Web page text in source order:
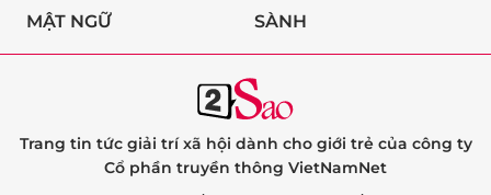
MẬT NGỮ SÀNH
Trang tin tức giải trí xã hội dành cho giới trẻ của công ty
Cổ phần truyền thông VietNamNet